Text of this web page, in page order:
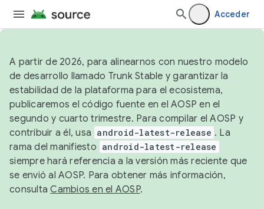
Acceder
A partir de 2026, para alinearnos con nuestro modelo
de desarrollo llamado Trunk Stable y garantizar la
estabilidad de la plataforma para el ecosistema,
publicaremos el código fuente en el AOSP en el
segundo y cuarto trimestre. Para compilar el AOSP y
contribuir a él, usa android-latest-release . La
rama del manifiesto android-latest-release
siempre hará referencia a la versión más reciente que
se envió al AOSP. Para obtener más información,
consultaCambios en el AOSP.